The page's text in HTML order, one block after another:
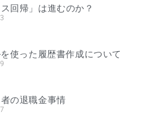
ス回帰」は進むのか？
使った履歴書作成について
の退職金事情